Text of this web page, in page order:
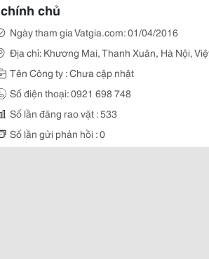
chính chủ
Ngày tham gia Vatgia.com: 01/04/2016
Địa chỉ: Khương Mai, Thanh Xuân, Hà Nội,
Tên Công ty : Chưa cập nhật
Số điện thoại: 0921 698 748
Số lần đăng rao vặt : 533
Số lần gửi phản hồi : 0